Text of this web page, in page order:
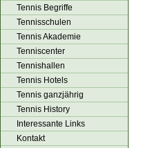
Tennis Begriffe
Tennisschulen
Tennis Akademie
Tenniscenter
Tennishallen
Tennis Hotels
Tennis ganzjährig
Tennis History
Interessante Links
Kontakt